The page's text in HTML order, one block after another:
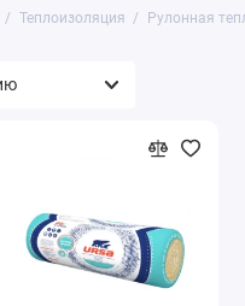
Теплоизоляция Рулонная